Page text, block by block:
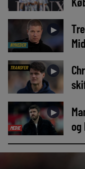
NYHEDER
►
TRANSFER ►
MEDIE
►
og